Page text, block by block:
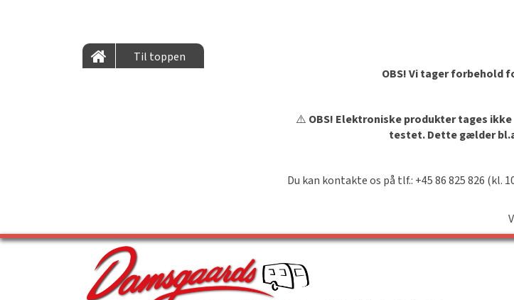
Til toppen
OBS! Vi tager forbehold
⚠️ OBS! Elektroniske produkter tages
testet. Dette gælder
Du kan kontakte os på tlf.: +45 86 825 826 (kl.